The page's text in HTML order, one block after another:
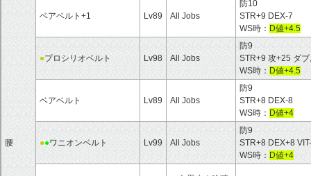
腰
ベアベルト+1 Lv89 All Jobs
防10
STR+9 DEX-7
WS時： D値+4.5
●プロシリオベルト Lv98 All Jobs
防9
STR+9 攻+25 ダ
WS時： D値+4.5
ベアベルト Lv89 All Jobs
防9
STR+8 DEX-8
WS時： D値+4
●●ワニオンベルト Lv99 All Jobs
防9
STR+8 DEX+8
WS時： D値+4